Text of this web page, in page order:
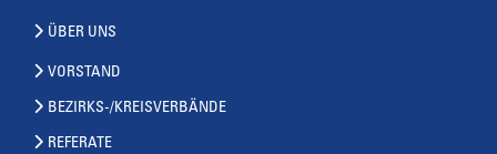
ÜBER UNS
VORSTAND
BEZIRKS-/KREISVERBÄNDE
REFERATE